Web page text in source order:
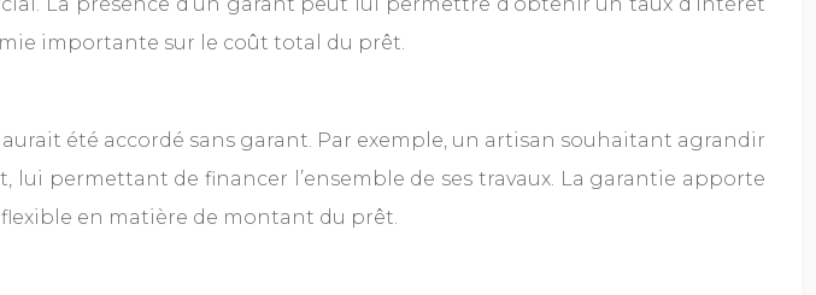
importante sur le coût total du prêt.
été accordé sans garant. Par exemple, un artisan souhaitant agrandir
permettant de financer l’ensemble de ses travaux. La garantie apporte
en matière de montant du prêt.